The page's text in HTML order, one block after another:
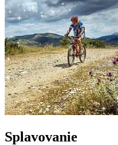
Splavovanie